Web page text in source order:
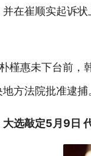
在崔顺实起诉
槿惠未下台前，
方法院批准逮
大选敲定5月9日